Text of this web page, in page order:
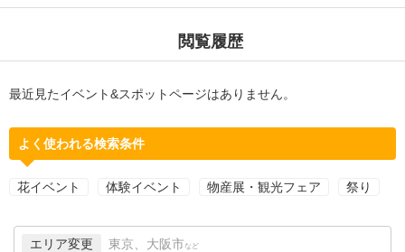
閲覧履歴
最近見たイベント&スポットページはありません。
よく使われる検索条件
花イベント 体験イベント 物産展・観光フェア 祭り
エリア変更 東京、大阪市 など